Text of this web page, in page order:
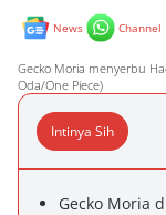
News Channel
Gecko Moria menyerbu
Oda/One Piece)
Intinya Sih
Gecko Moria